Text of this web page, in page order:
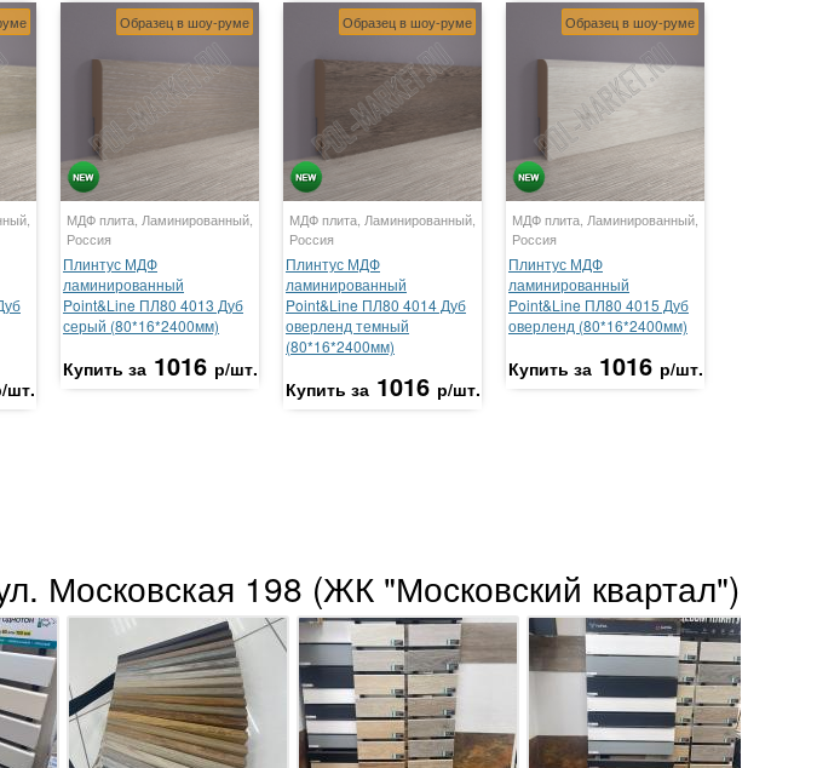
шт.
Образец в шоу-руме
МДФ плита, Ламинированный,
Россия
Плинтус МДФ
ламинированный
Point&Line ПЛ80 4013 Дуб
серый (80*16*2400мм)
Купить за 1016 р/шт.
Образец в шоу-руме
МДФ плита, Ламинированный,
Россия
Плинтус МДФ
ламинированный
Point&Line ПЛ80 4014 Дуб
оверленд темный
(80*16*2400мм)
Купить за 1016 р/шт.
Образец в шоу-руме
МДФ плита, Ламинированный,
Россия
Плинтус МДФ
ламинированный
Point&Line ПЛ80 4015 Дуб
оверленд (80*16*2400мм)
Купить за 1016 р/шт.
Московская 198 (ЖК "Московский квартал")